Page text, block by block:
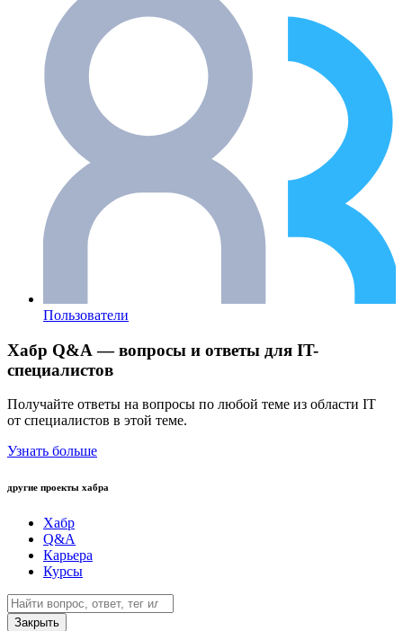
Пользователи
Хабр Q&A — вопросы и ответы для IT-
специалистов
Получайте ответы на вопросы по любой теме из области IT
от специалистов в этой теме.
Узнать больше
другие проекты хабра
Хабр
Q&A
Карьера
Курсы
Закрыть